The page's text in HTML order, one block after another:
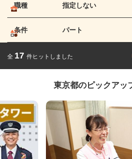
職種 指定しない
条件 パート
全 17 件ヒットしました
東京都のピックアッ